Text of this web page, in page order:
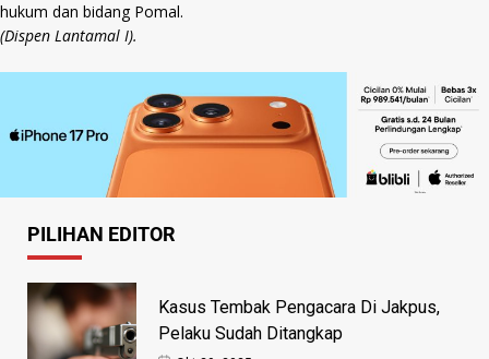
hukum dan bidang Pomal.
(Dispen Lantamal I).
PILIHAN EDITOR
Kasus Tembak Pengacara Di Jakpus,
Pelaku Sudah Ditangkap